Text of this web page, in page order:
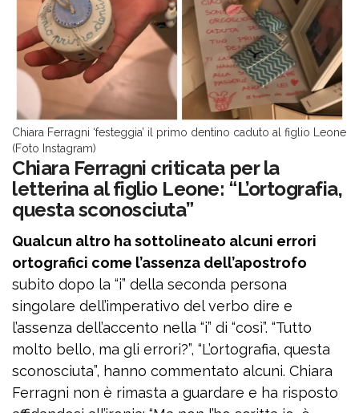
Chiara Ferragni ‘festeggia’ il primo dentino caduto al figlio Leone
(Foto Instagram)
Chiara Ferragni criticata per la
letterina al figlio Leone: “L’ortografia,
questa sconosciuta”
Qualcun altro ha sottolineato alcuni errori
ortografici come l’assenza dell’apostrofo
subito dopo la “i” della seconda persona
singolare dell’imperativo del verbo dire e
l’assenza dell’accento nella “i” di “così”. “Tutto
molto bello, ma gli errori?”, “L’ortografia, questa
sconosciuta”, hanno commentato alcuni. Chiara
Ferragni non è rimasta a guardare e ha risposto